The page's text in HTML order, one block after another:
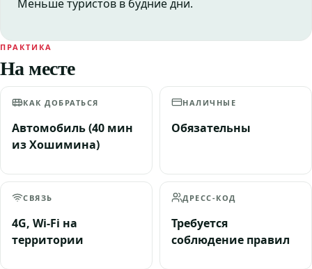
Меньше туристов в будние дни.
ПРАКТИКА
На месте
КАК ДОБРАТЬСЯ
Автомобиль (40 мин
из Хошимина)
НАЛИЧНЫЕ
Обязательны
СВЯЗЬ
4G, Wi-Fi на
территории
ДРЕСС-КОД
Требуется
соблюдение правил